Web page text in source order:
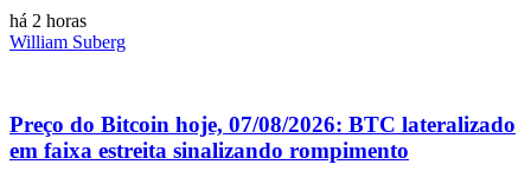
há 2 horas
William Suberg
Preço do Bitcoin hoje, 07/08/2026: BTC lateralizado
em faixa estreita sinalizando rompimento